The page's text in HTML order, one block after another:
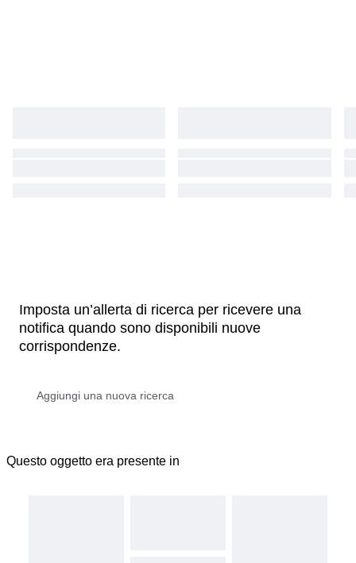
Imposta un’allerta di ricerca per ricevere una
notifica quando sono disponibili nuove
corrispondenze.
Questo oggetto era presente in